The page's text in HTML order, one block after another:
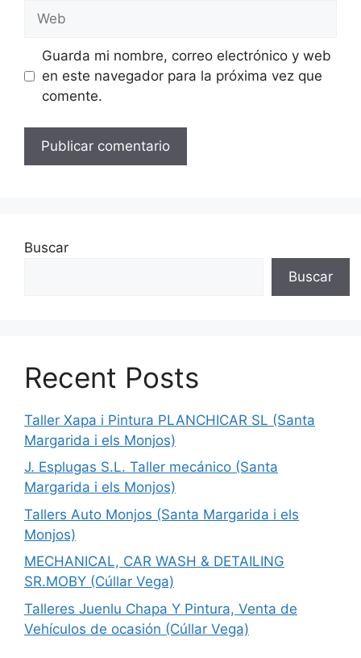
Web
Guarda mi nombre, correo electrónico y web
en este navegador para la próxima vez que
comente.
Buscar
Buscar
Recent Posts
Taller Xapa i Pintura PLANCHICAR SL (Santa
Margarida i els Monjos)
J. Esplugas S.L. Taller mecánico (Santa
Margarida i els Monjos)
Tallers Auto Monjos (Santa Margarida i els
Monjos)
MECHANICAL, CAR WASH & DETAILING
SR.MOBY (Cúllar Vega)
Talleres Juenlu Chapa Y Pintura, Venta de
Vehículos de ocasión (Cúllar Vega)